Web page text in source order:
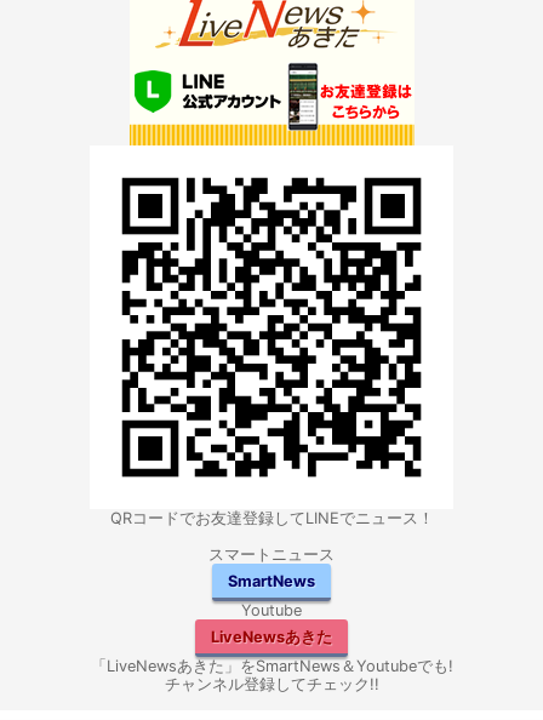
QRコードでお友達登録してLINEでニュース！
スマートニュース
SmartNews
Youtube
LiveNewsあきた
「LiveNewsあきた」をSmartNews＆Youtubeでも!
チャンネル登録してチェック!!